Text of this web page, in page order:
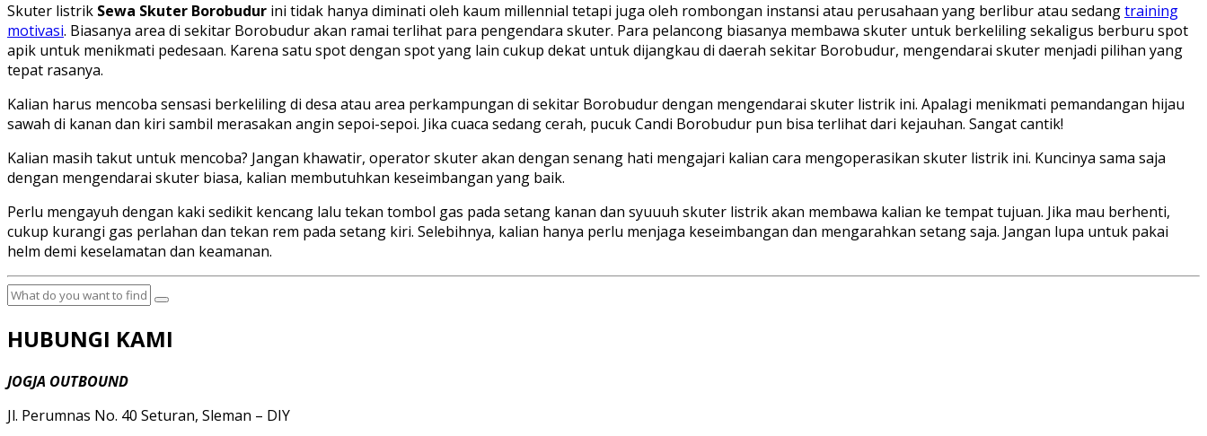
Skuter listrik Sewa Skuter Borobudur ini tidak hanya diminati oleh kaum millennial tetapi juga oleh rombongan instansi atau perusahaan yang berlibur atau sedangtraining
motivasi. Biasanya area di sekitar Borobudur akan ramai terlihat para pengendara skuter. Para pelancong biasanya membawa skuter untuk berkeliling sekaligus berburu spot
apik untuk menikmati pedesaan. Karena satu spot dengan spot yang lain cukup dekat untuk dijangkau di daerah sekitar Borobudur, mengendarai skuter menjadi pilihan yang
tepat rasanya.
Kalian harus mencoba sensasi berkeliling di desa atau area perkampungan di sekitar Borobudur dengan mengendarai skuter listrik ini. Apalagi menikmati pemandangan hijau
sawah di kanan dan kiri sambil merasakan angin sepoi-sepoi. Jika cuaca sedang cerah, pucuk Candi Borobudur pun bisa terlihat dari kejauhan. Sangat cantik!
Kalian masih takut untuk mencoba? Jangan khawatir, operator skuter akan dengan senang hati mengajari kalian cara mengoperasikan skuter listrik ini. Kuncinya sama saja
dengan mengendarai skuter biasa, kalian membutuhkan keseimbangan yang baik.
Perlu mengayuh dengan kaki sedikit kencang lalu tekan tombol gas pada setang kanan dan syuuuh skuter listrik akan membawa kalian ke tempat tujuan. Jika mau berhenti,
cukup kurangi gas perlahan dan tekan rem pada setang kiri. Selebihnya, kalian hanya perlu menjaga keseimbangan dan mengarahkan setang saja. Jangan lupa untuk pakai
helm demi keselamatan dan keamanan.
HUBUNGI KAMI
JOGJA OUTBOUND
Jl. Perumnas No. 40 Seturan, Sleman – DIY